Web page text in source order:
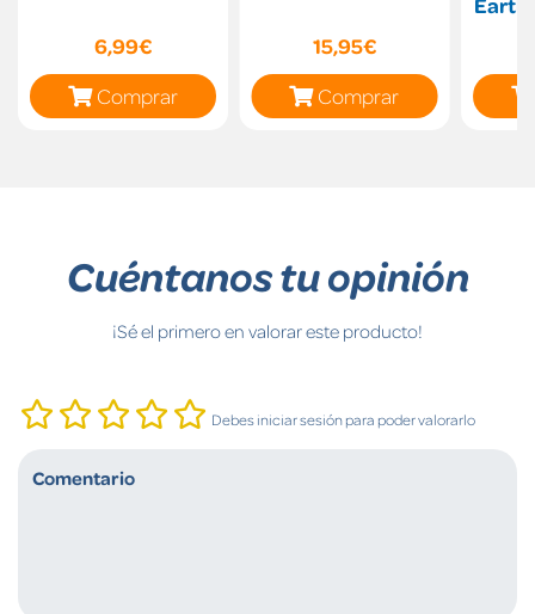
6,99€
Comprar
15,95€
Comprar
Cuéntanos tu opinión
¡Sé el primero en valorar este producto!
Debes iniciar sesión para poder valorarlo